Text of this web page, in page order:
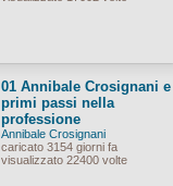
01 Annibale Crosignani e
primi passi nella
professione
Annibale Crosignani
caricato 3154 giorni fa
visualizzato 22400 volte